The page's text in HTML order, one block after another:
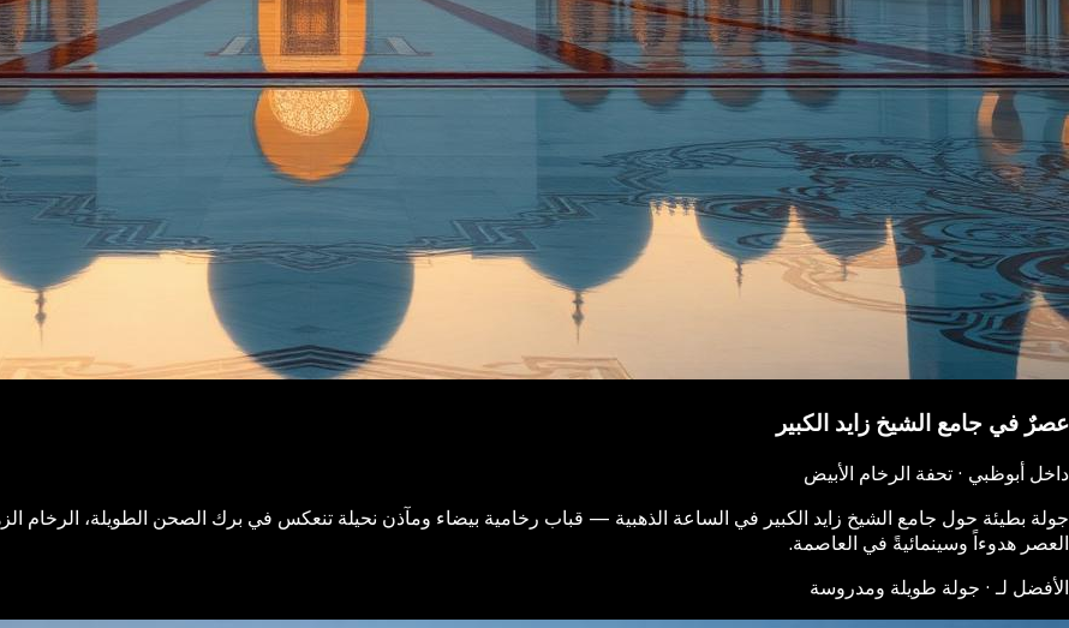
عصرٌ في جامع الشيخ زايد الكبير
داخل أبوظبي · تحفة الرخام الأبيض
جولة بطيئة حول جامع الشيخ زايد الكبير في الساعة الذهبية — قباب رخامية بيضاء ومآذن نحيلة تنعكس في برك الصحن الطويلة، الرخام
العصر هدوءاً وسينمائيةً في العاصمة.
الأفضل لـ · جولة طويلة ومدروسة